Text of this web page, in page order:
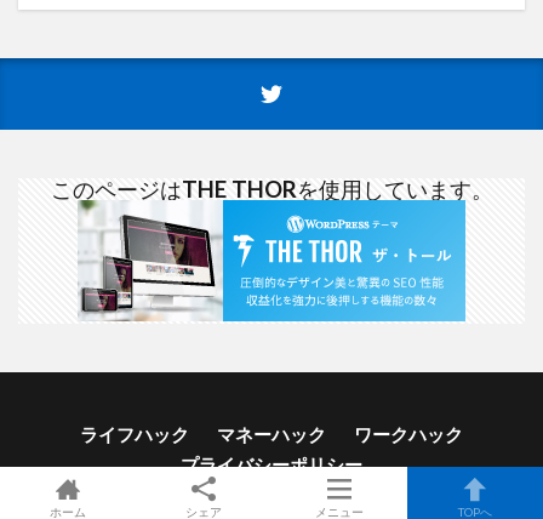
このページはTHE THORを使用しています。
ライフハック マネーハック
ワークハック
プライバシーポリシー
ホーム シェア メニュー TOPへ